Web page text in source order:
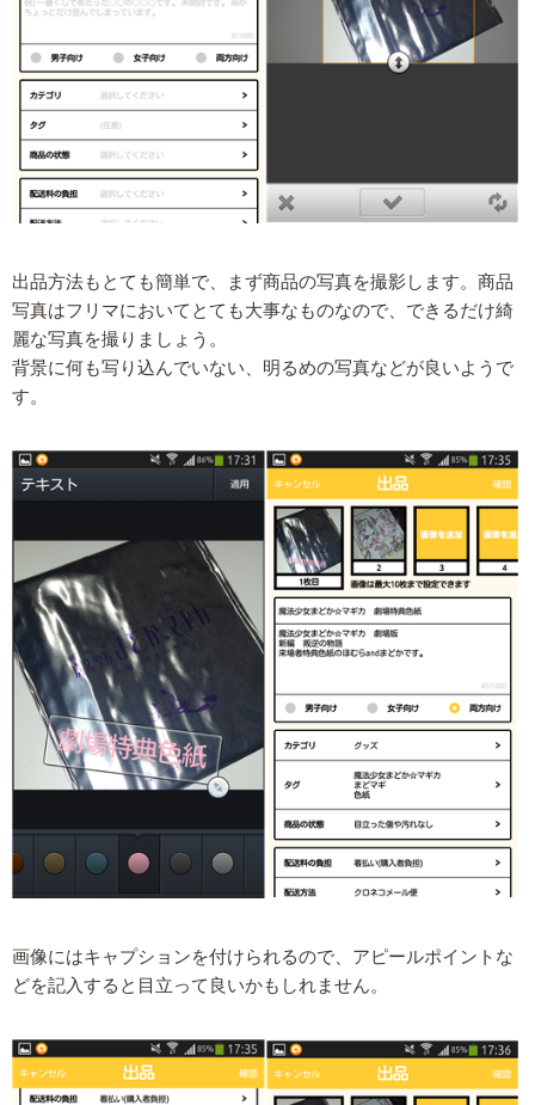
出品方法もとても簡単で、まず商品の写真を撮影します。商品
写真はフリマにおいてとても大事なものなので、できるだけ綺
麗な写真を撮りましょう。
背景に何も写り込んでいない、明るめの写真などが良いようで
す。
画像にはキャプションを付けられるので、アピールポイントな
どを記入すると目立って良いかもしれません。